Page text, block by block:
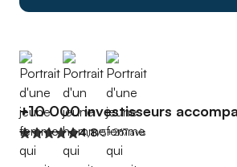
+10 000 investisseurs
4,8/5+267 avis